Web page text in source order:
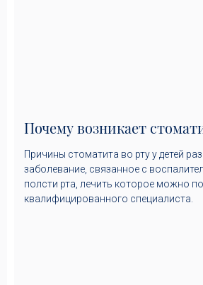
Почему возникает
Причины стоматита во рту у детей
заболевание, связанное с
полсти рта, лечить которое можно
квалифицированного специалиста.